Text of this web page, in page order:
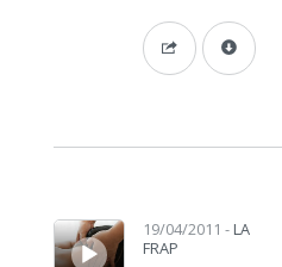
Lecteur audio 19/04/2011 - LA
FRAP